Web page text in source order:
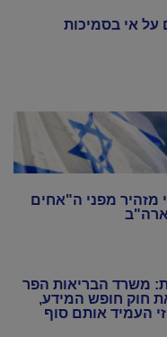
על אי בסמיכות
מזהיר מפני ה"אחים
משרד הבריאות הפר
חוק חופש המידע,
העמיד אותם סוף